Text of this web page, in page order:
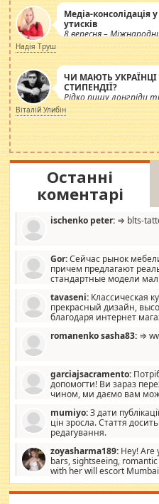
Медіа-консолідація
утисків
8 вересня –
журналістів.
Надія Труш
ЧИ МАЮТЬ
СТИПЕНДІЇ?
Рідко пишу лонгріди
просто дістало!
навколо
роздувається ще
Віталій Улибін
Останні
коментарі
ischenko peter: ⇒ blts-
Gor:Сейчас рынок
причем предлагают
стандартные модели
стандартные формы, в MebelOk,
со вкусом все в порядке, без
мебель, а это не последний
tavaseni: Классическая
прекрасный дизайн,
благодаря интернет
romanenko sasha83: ⇒
garciajsacramento:
допомогти! Ви зараз
чином, ми даємо вам
допомагати людям, які
заслуговує на другий шанс, і,
повинні приймати від інших.
витрат, а тільки узгоджених сум
коментуйте цей пост. Введіть
зв'яжемося з вами з усіма
сьогодні на
гроші? Ми можемо допомогти!
mumiyo:З дати
цін зросла. Стаття
редагування.
zoyasharma189: Hey! Are
bars, sightseeing,
with her will escort
sexy escort companion in arms
hotel had to spend the night in